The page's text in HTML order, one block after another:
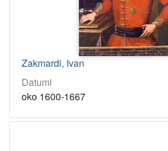
Zakmardi, Ivan
Datumi
oko 1600-1667